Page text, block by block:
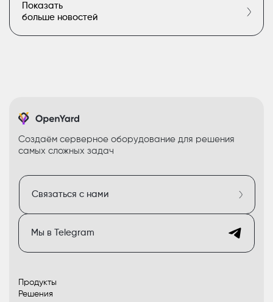
Показать
больше новостей
Создаём серверное оборудование для решения
самых сложных задач
Связаться с нами
Мы в Telegram
Продукты
Решения